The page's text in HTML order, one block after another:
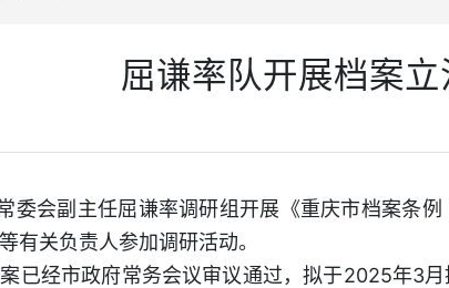
屈谦率队开展档案
委会副主任屈谦率调研组开展《重庆市档案条
有关负责人参加调研活动。
已经市政府常务会议审议通过，拟于2025年3